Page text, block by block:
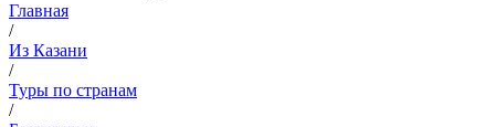
Главная
/
Из Казани
/
Туры по странам
/